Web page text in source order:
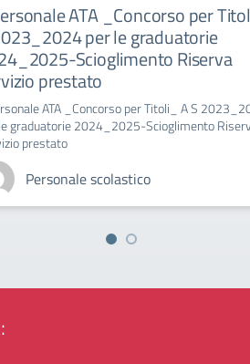
ATA _Concorso per
per le graduatorie
Scioglimento Riserva
prestato
ATA _Concorso per Titoli_ A S
graduatorie 2024_2025-Scioglimento
prestato
Personale scolastico